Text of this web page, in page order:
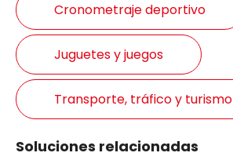
Cronometraje deportivo
Juguetes y juegos
Transporte, tráfico y turismo
Soluciones relacionadas